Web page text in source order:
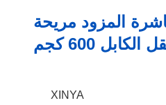
المزود مريحة
الكابل 600 كجم
XINYA